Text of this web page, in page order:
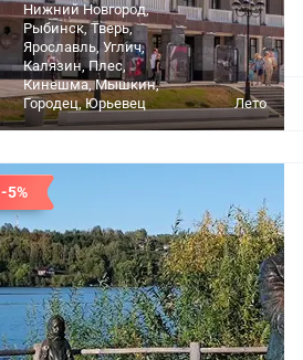
Нижний Новгород,
Рыбинск, Тверь,
Ярославль, Углич,
Калязин, Плес,
Кинешма, Мышкин,
Городец, Юрьевец
Лето
-5%